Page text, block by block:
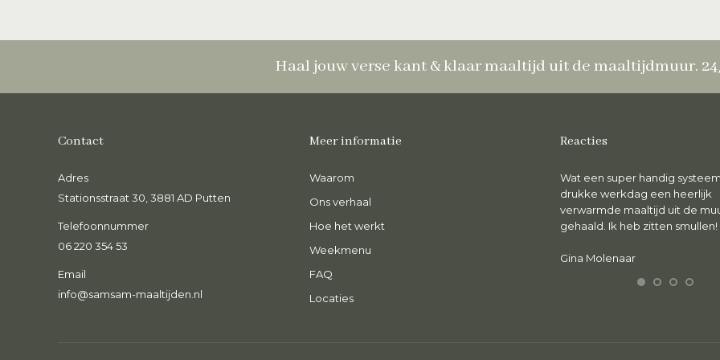
Haal jouw verse kant & klaar maaltijd uit de maaltijdmuur.
Contact
Adres
Stationsstraat 30, 3881 AD Putten
Telefoonnummer
06 220 354 53
Email
info@samsam-maaltijden.nl
Meer informatie
Waarom
Ons verhaal
Hoe het werkt
Weekmenu
FAQ
Locaties
Reacties
groente en zo goed van smaak! Heel blij
werkdag, heerlijk!
Ontzettend genoten van de maaltijd.
een gezonde maaltijd niet te hoeven
koken.
Sabine Meiling
Wat een super handig
drukke werkdag een heerlijk
verwarmde maaltijd uit de
gehaald. Ik heb zitten smullen!
Gina Molenaar